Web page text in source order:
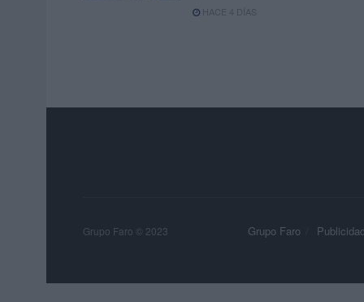
HACE 4 DÍAS
Grupo Faro Publicidad
Grupo Faro © 2023